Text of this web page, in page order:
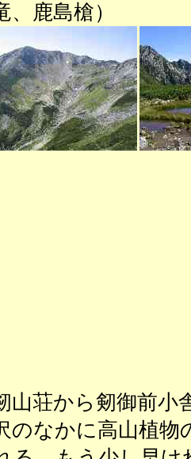
、鹿島槍）
荘から剱御前小
のなかに高山植物